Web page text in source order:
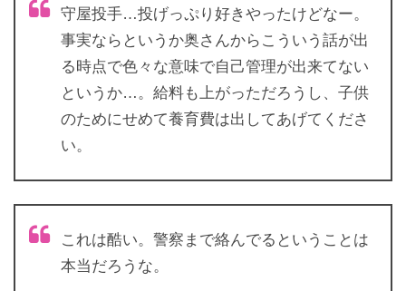
守屋投手…投げっぷり好きやったけどなー。
事実ならというか奥さんからこういう話が出
る時点で色々な意味で自己管理が出来てない
というか…。給料も上がっただろうし、子供
のためにせめて養育費は出してあげてくださ
い。
これは酷い。警察まで絡んでるということは
本当だろうな。